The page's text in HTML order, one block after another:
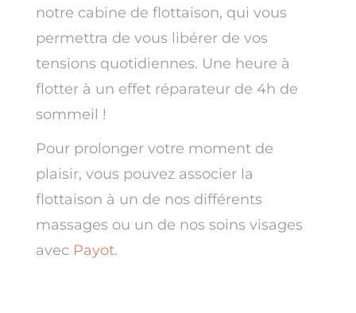
notre cabine de flottaison, qui vous
permettra de vous libérer de vos
tensions quotidiennes. Une heure à
flotter à un effet réparateur de 4h de
sommeil !
Pour prolonger votre moment de
plaisir, vous pouvez associer la
flottaison à un de nos différents
massages ou un de nos soins visages
avec Payot.